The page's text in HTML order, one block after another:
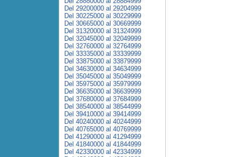
Del 29200000 al 29204999
Del 30225000 al 30229999
Del 30665000 al 30669999
Del 31320000 al 31324999
Del 32045000 al 32049999
Del 32760000 al 32764999
Del 33335000 al 33339999
Del 33875000 al 33879999
Del 34630000 al 34634999
Del 35045000 al 35049999
Del 35975000 al 35979999
Del 36635000 al 36639999
Del 37680000 al 37684999
Del 38540000 al 38544999
Del 39410000 al 39414999
Del 40240000 al 40244999
Del 40765000 al 40769999
Del 41290000 al 41294999
Del 41840000 al 41844999
Del 42330000 al 42334999